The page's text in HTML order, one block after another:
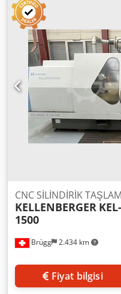
artış -X ekseninde (çap
0,005 Masa döndürme °
30 dönebilir İş parçası
Iuex Ahpock Taşlama
kafası motoru kW 2,5
basıncı kPa 0,6 Makinenin
Brügg 2.434 km
CNC SİLİNDİRİK
KELLENBERGER
1500
Fiyat bilgisi